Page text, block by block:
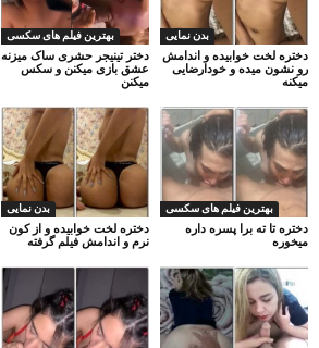
بهترین فیلم های سکسی
دختر تینیجر حشری ساک میزنه
عشق بازی میکنن و سکس
میکنن
بدن نمایی
دختره لخت خوابیده و اندامش
رو نشون میده و خودارضایی
میکنه
بدن نمایی
دختره لخت خوابیده و از کون
نرم و اندامش فیلم گرفته
بهترین فیلم های سکسی
دختره تا ته برا پسره داره
میخوره